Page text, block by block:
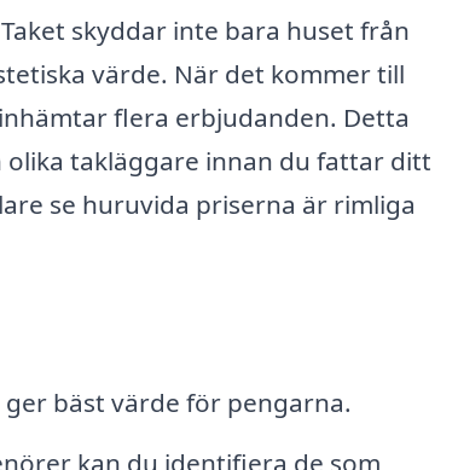
skyddar inte bara huset från
värde. När det kommer till
flera erbjudanden. Detta
takläggare innan du fattar ditt
se huruvida priserna är rimliga
bäst värde för pengarna.
kan du identifiera de som